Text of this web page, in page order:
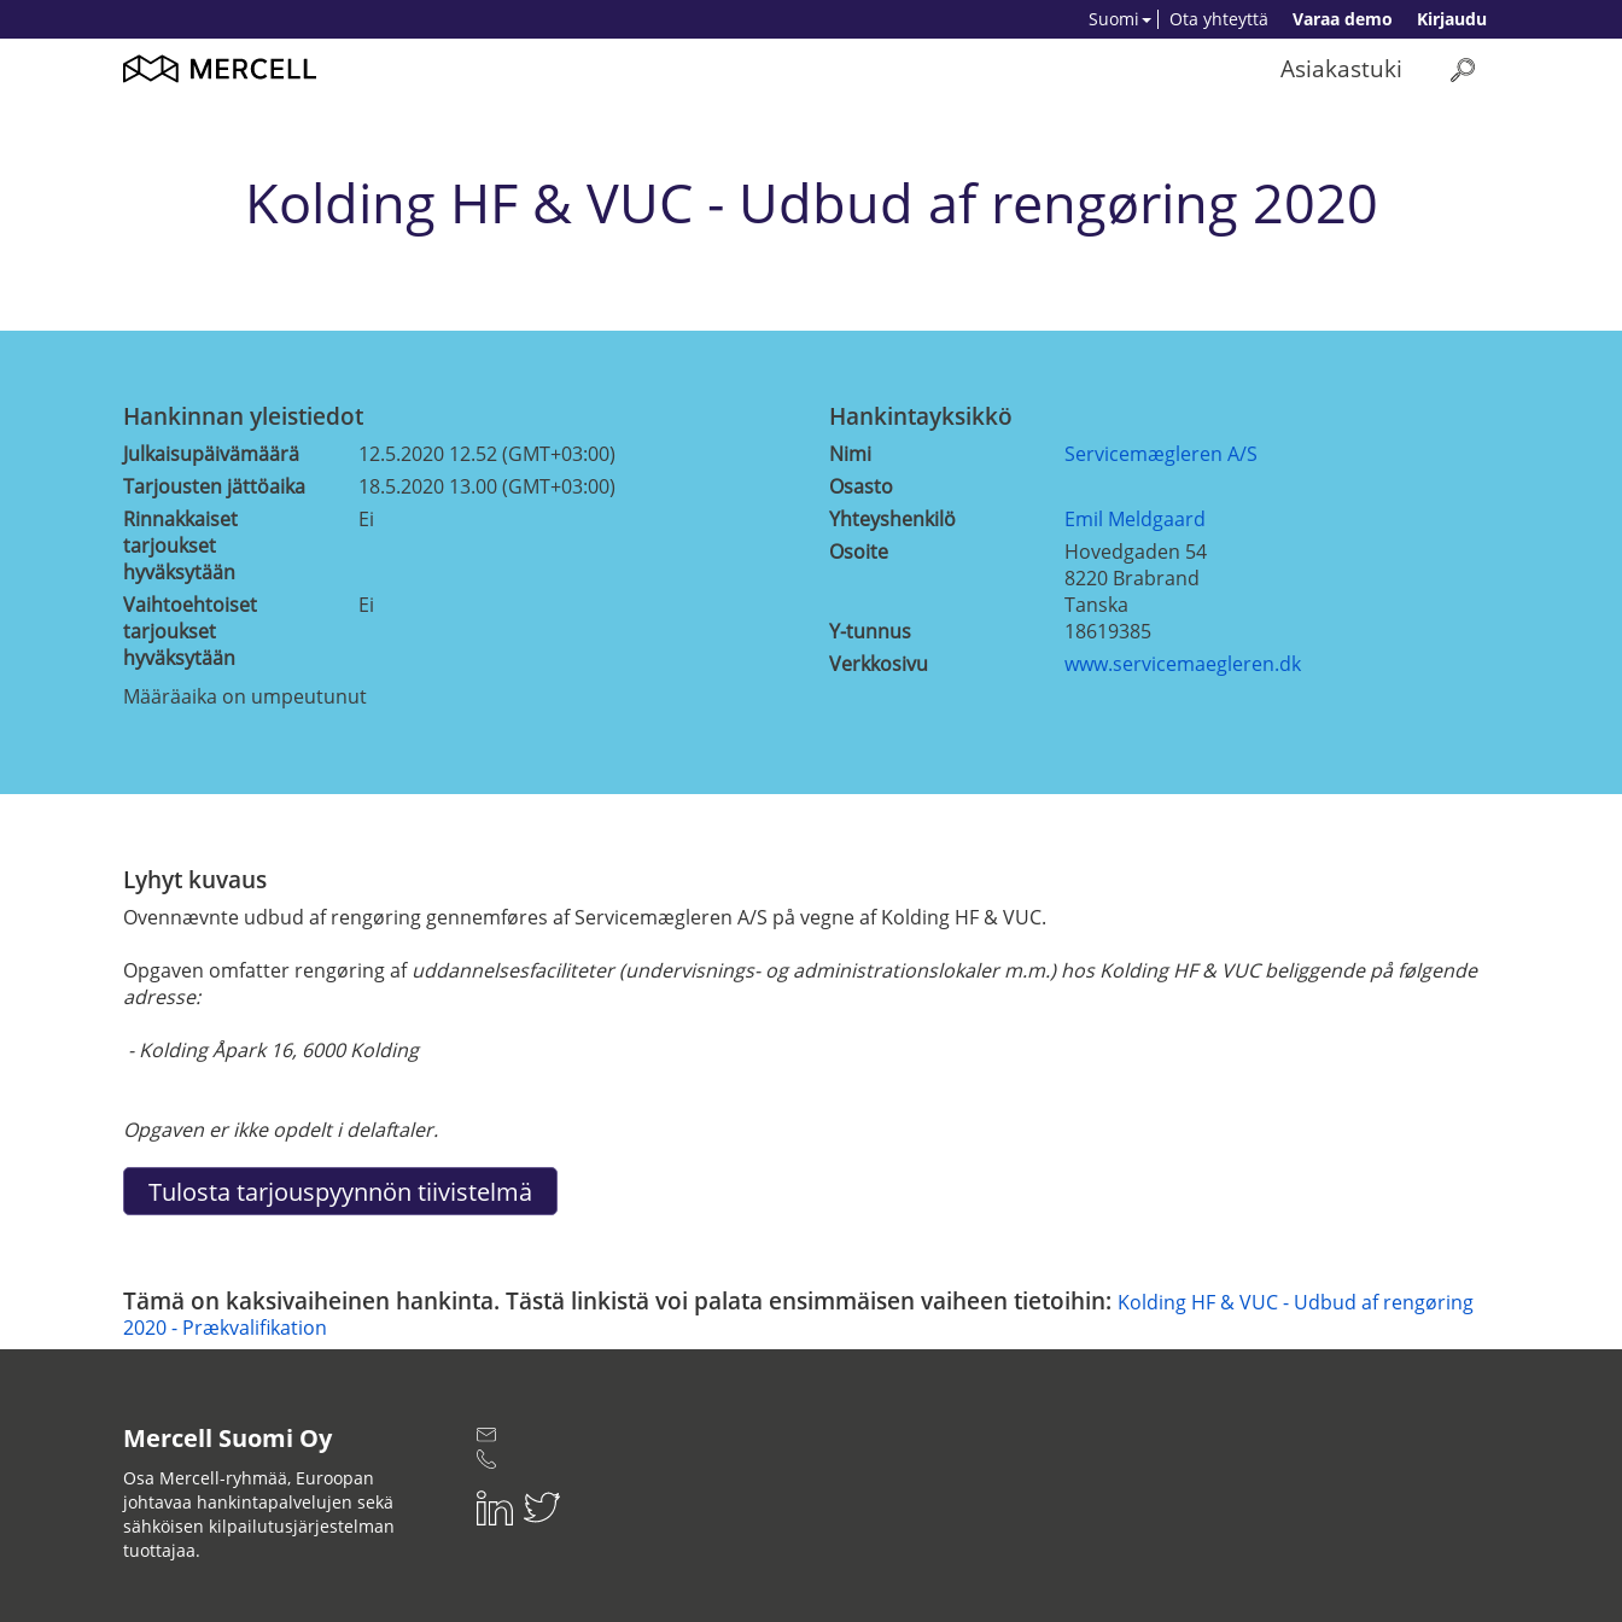
Kirjaudu
Varaa demo
Ota yhteyttä
Suomi
Asiakastuki
Kolding HF & VUC - Udbud af rengøring 2020
Hankinnan yleistiedot
Julkaisupäivämäärä
12.5.2020 12.52 (GMT+03:00)
Tarjousten jättöaika
18.5.2020 13.00 (GMT+03:00)
Rinnakkaiset
tarjoukset
hyväksytään
Ei
Vaihtoehtoiset
tarjoukset
hyväksytään
Ei
Hankintayksikkö
Nimi
Servicemægleren A/S
Osasto
Yhteyshenkilö
Emil Meldgaard
Osoite
Hovedgaden 54
8220 Brabrand
Tanska
Y-tunnus
18619385
Verkkosivu
www.servicemaegleren.dk
Määräaika on umpeutunut
Lyhyt kuvaus
Ovennævnte udbud af rengøring gennemføres af Servicemægleren A/S på vegne af Kolding HF & VUC.
Opgaven omfatter rengøring af uddannelsesfaciliteter (undervisnings- og administrationslokaler m.m.) hos Kolding HF & VUC beliggende på følgende
adresse:
- Kolding Åpark 16, 6000 Kolding
Opgaven er ikke opdelt i delaftaler.
Tämä on kaksivaiheinen hankinta. Tästä linkistä voi palata ensimmäisen vaiheen tietoihin: Kolding HF & VUC - Udbud af rengøring
2020 - Prækvalifikation
Mercell Suomi Oy
Osa Mercell-ryhmää, Euroopan
johtavaa hankintapalvelujen sekä
sähköisen kilpailutusjärjestelman
tuottajaa.